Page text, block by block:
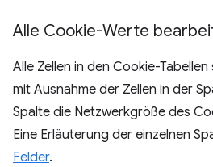
Alle Cookie-Werte
Alle Zellen in den Cookie-
mit Ausnahme der Zellen in der
Spalte die Netzwerkgröße des
Eine Erläuterung der einzelnen
Felder.